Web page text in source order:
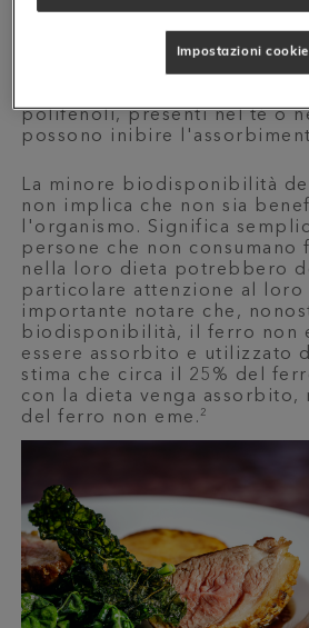
origine vegetale che
l'assorbimento del ferro non
esempio, l'acido fitico,
integrali come cereali e
polifenoli, presenti nel tè o
possono inibire
La minore biodisponibilità
non implica che non sia
l'organismo. Significa
persone che non
nella loro dieta potrebbero
particolare attenzione al loro
importante notare che,
biodisponibilità, il ferro non
essere assorbito e utilizzato
stima che circa il 25% del
con la dieta venga assorbito,
del ferro non eme. 2
Impostazioni cookie